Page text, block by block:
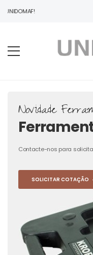
UNIDOMAF!
Novidade
Contacte-nos para
SOLICITAR COTAÇÃO